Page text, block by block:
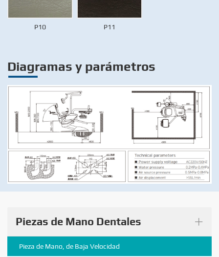
P10 P11
Diagramas y parámetros
Piezas de Mano Dentales +
Pieza de Mano, de Baja Velocidad